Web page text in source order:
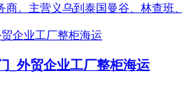
商。主营义乌到泰国曼谷、林查班
_外贸企业工厂整柜海运